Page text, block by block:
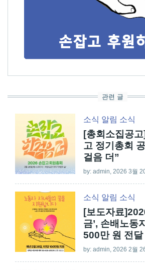
관련 글
소식 알림 소식
[총회소집공
고 정기총회
걸음 더”
by: admin , 2026 3월
소식 알림 소식
[보도자료
금’, 손배노동
500만 원 전달
by: admin , 2026 2월